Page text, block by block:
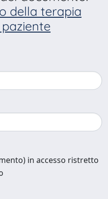
della terapia
in accesso ristretto